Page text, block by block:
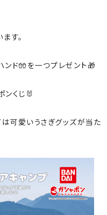
す。
ンド🧤を一つプレゼント🎁
ンくじ🐰
可愛いうさぎグッズが当た